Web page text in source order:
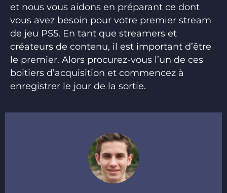
et nous vous aidons en préparant ce dont
vous avez besoin pour votre premier stream
de jeu PS5. En tant que streamers et
créateurs de contenu, il est important d’être
le premier. Alors procurez-vous l’un de ces
boitiers d’acquisition et commencez à
enregistrer le jour de la sortie.